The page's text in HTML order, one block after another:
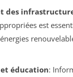
des
est
éducation: